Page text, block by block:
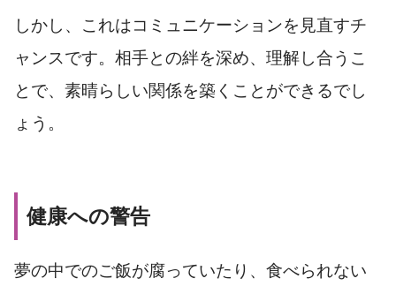
しかし、これはコミュニケーションを見直すチ
ャンスです。相手との絆を深め、理解し合うこ
とで、素晴らしい関係を築くことができるでし
ょう。
健康への警告
夢の中でのご飯が腐っていたり、食べられない